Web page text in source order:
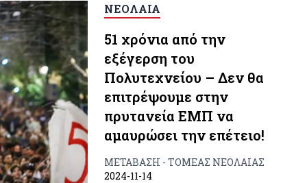
μήνυμα ότι οι μεγάλες κοινωνικές εκρήξεις,
μπορούν να εκδηλωθούν ακόμα και σε
συσχετισμών.
ΝΕΟΛΑΙΑ
51 χρόνια από την
εξέγερση του
Πολυτεχνείου – Δεν θα
επιτρέψουμε στην
πρυτανεία ΕΜΠ να
αμαυρώσει την επέτειο!
ΜΕΤΑΒΑΣΗ - ΤΟΜΕΑΣ ΝΕΟΛΑΙΑΣ
2024-11-14